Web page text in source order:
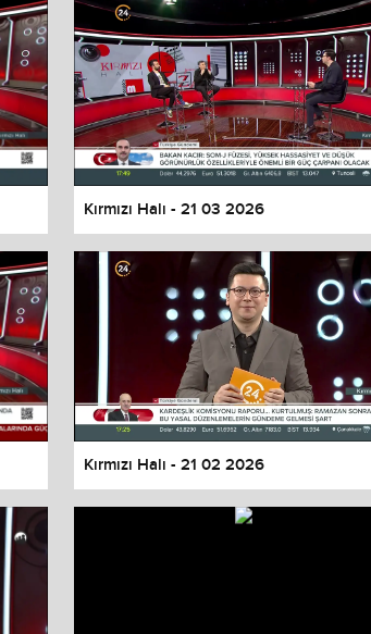
Kırmızı Halı - 21 03 2026
Kırmızı Halı - 21 02 2026